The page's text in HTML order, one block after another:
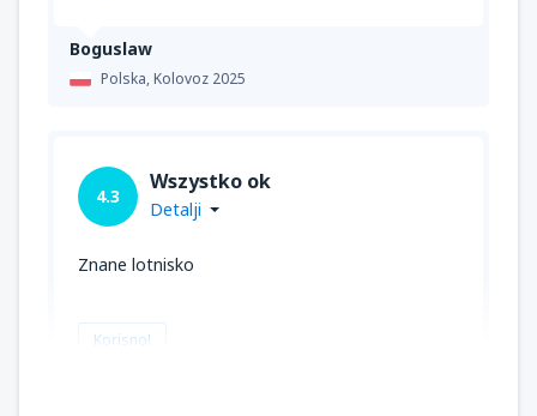
Boguslaw
Polska,Kolovoz 2025
4.3
Wszystko ok
Detalji
Znane lotnisko
Korisno!